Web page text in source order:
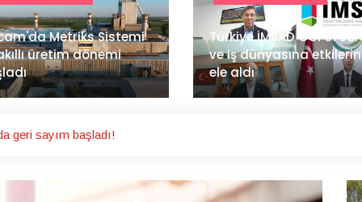
İMSAD COP31 süreci
dünyasına etkilerini
TOKİ'den 51 şehirde 540
gayrimenkul
geri sayım başladı!